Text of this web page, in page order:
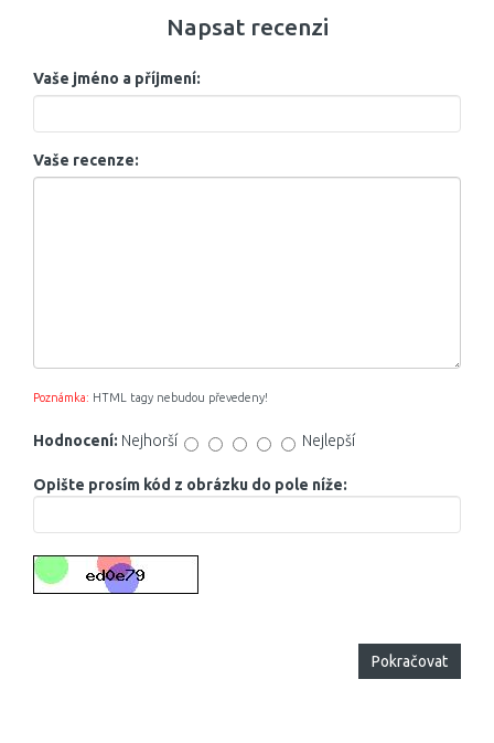
Napsat recenzi
Vaše jméno a příjmení:
Vaše recenze:
Poznámka: HTML tagy nebudou převedeny!
Hodnocení: Nejhorší Nejlepší
Opište prosím kód z obrázku do pole níže:
Pokračovat